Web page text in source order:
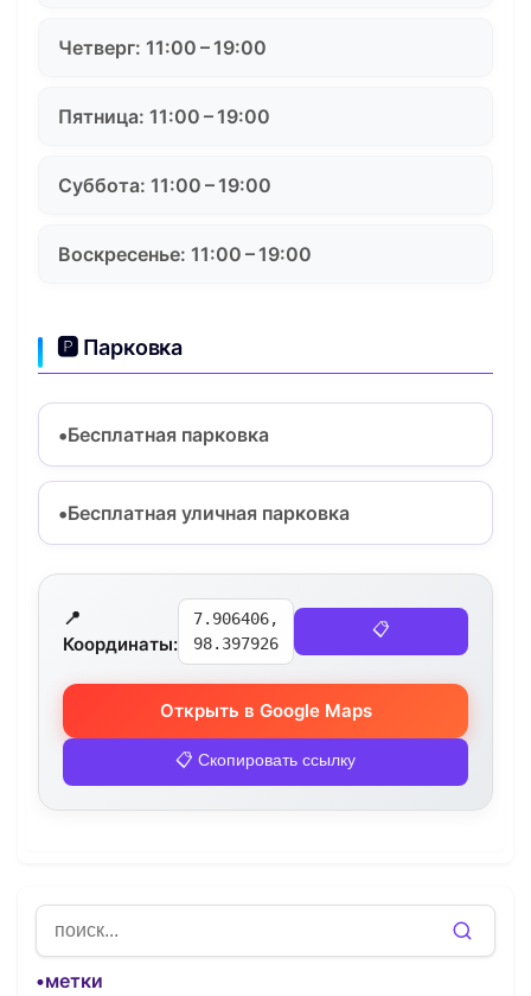
Четверг: 11:00 – 19:00
Пятница: 11:00 – 19:00
Суббота: 11:00 – 19:00
Воскресенье: 11:00 – 19:00
🅿️ Парковка
Бесплатная парковка
Бесплатная уличная парковка
📍
Координаты:
7.906406,
98.397926
📋
Открыть в Google Maps
📋 Скопировать ссылку
•метки